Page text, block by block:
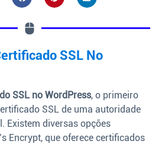
SSL No
SSL no WordPress, o primeiro
SSL de uma autoridade
Existem diversas opções
Encrypt, que oferece certificados